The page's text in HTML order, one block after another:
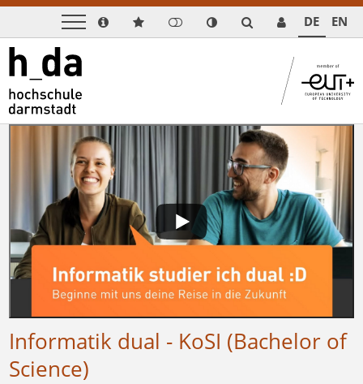
DE EN
Informatik dual - KoSI (Bachelor of
Science)